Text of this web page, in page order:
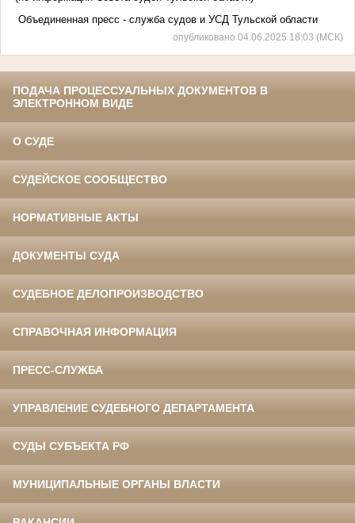
Объединенная пресс - служба судов и УСД Тульской области
опубликовано 04.06.2025 18:03 (МСК)
ПОДАЧА ПРОЦЕССУАЛЬНЫХ ДОКУМЕНТОВ В
ЭЛЕКТРОННОМ ВИДЕ
О СУДЕ
СУДЕЙСКОЕ СООБЩЕСТВО
НОРМАТИВНЫЕ АКТЫ
ДОКУМЕНТЫ СУДА
СУДЕБНОЕ ДЕЛОПРОИЗВОДСТВО
СПРАВОЧНАЯ ИНФОРМАЦИЯ
ПРЕСС-СЛУЖБА
УПРАВЛЕНИЕ СУДЕБНОГО ДЕПАРТАМЕНТА
СУДЫ СУБЪЕКТА РФ
МУНИЦИПАЛЬНЫЕ ОРГАНЫ ВЛАСТИ